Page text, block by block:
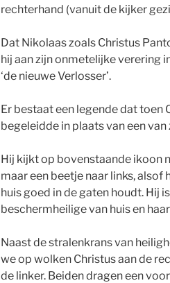
rechterhand (vanuit de kijker
Dat Nikolaas zoals Christus
hij aan zijn onmetelijke verering
‘de nieuwe Verlosser’.
Er bestaat een legende dat toen
begeleidde in plaats van een van
Hij kijkt op bovenstaande ikoon
maar een beetje naar links, alsof
huis goed in de gaten houdt. Hij
beschermheilige van huis en
Naast de stralenkrans van
we op wolken Christus aan de
de linker. Beiden dragen een